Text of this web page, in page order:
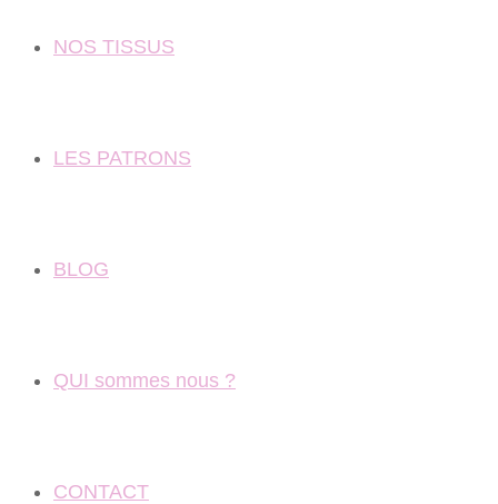
NOS TISSUS
LES PATRONS
BLOG
QUI sommes nous ?
CONTACT